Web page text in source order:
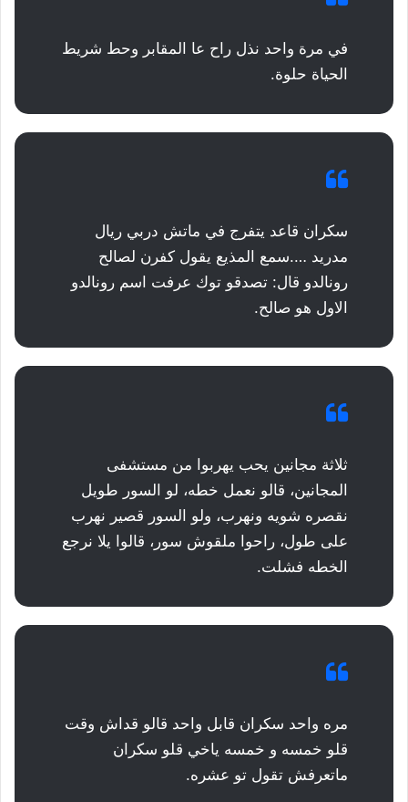
في مرة واحد نذل راح عا المقابر وحط شريط
الحياة حلوة.
سكران قاعد يتفرج في ماتش دربي ريال
مدريد ….سمع المذيع يقول كفرن لصالح
رونالدو قال: تصدقو توك عرفت اسم رونالدو
الاول هو صالح.
ثلاثة مجانين يحب يهربوا من مستشفى
المجانين، قالو نعمل خطه، لو السور طويل
نقصره شويه ونهرب، ولو السور قصير نهرب
على طول، راحوا ملقوش سور، قالوا يلا نرجع
الخطه فشلت.
مره واحد سكران قابل واحد قالو قداش وقت
قلو خمسه و خمسه ياخي قلو سكران
ماتعرفش تقول تو عشره.